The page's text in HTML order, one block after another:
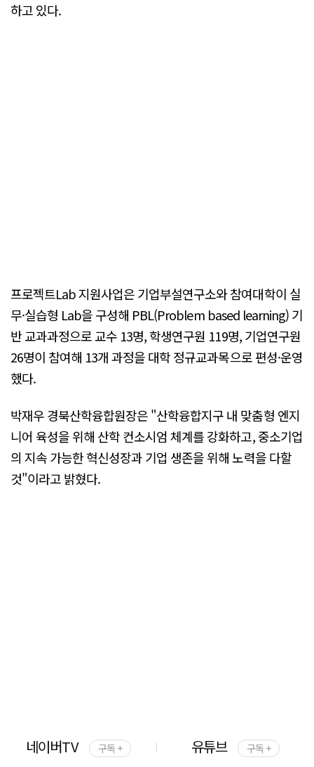
하고 있다.
프로젝트Lab 지원사업은 기업부설연구소와 참여대학이 실
무·실습형 Lab을 구성해 PBL(Problem based learning) 기
반 교과과정으로 교수 13명, 학생연구원 119명, 기업연구원
26명이 참여해 13개 과정을 대학 정규교과목으로 편성·운영
했다.
박재우 경북산학융합원장은 "산학융합지구 내 맞춤형 엔지
니어 육성을 위해 산학 컨소시엄 체계를 강화하고, 중소기업
의 지속 가능한 혁신성장과 기업 생존을 위해 노력을 다할
것"이라고 밝혔다.
네이버TV 구독 + 유튜브 구독 +